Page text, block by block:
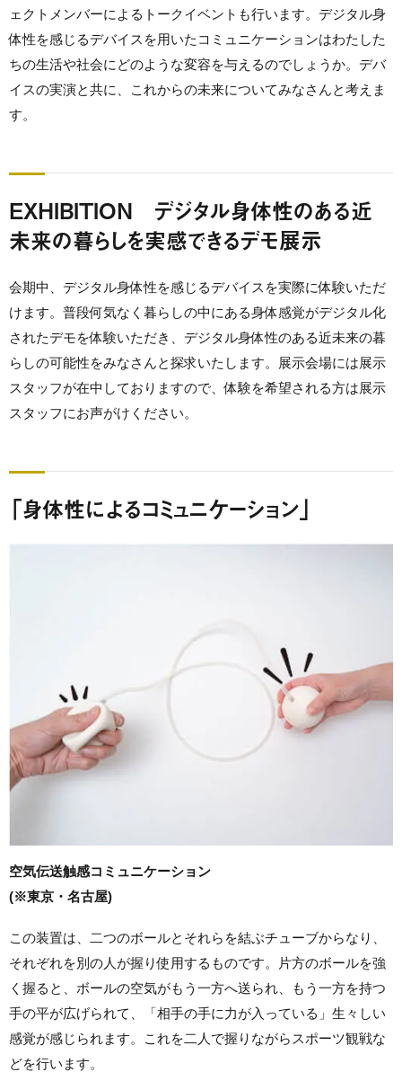
ェクトメンバーによるトークイベントも行います。デジタル身
体性を感じるデバイスを用いたコミュニケーションはわたした
ちの生活や社会にどのような変容を与えるのでしょうか。デバ
イスの実演と共に、これからの未来についてみなさんと考えま
す。
EXHIBITION デジタル身体性のある近
未来の暮らしを実感できるデモ展示
会期中、デジタル身体性を感じるデバイスを実際に体験いただ
けます。普段何気なく暮らしの中にある身体感覚がデジタル化
されたデモを体験いただき、デジタル身体性のある近未来の暮
らしの可能性をみなさんと探求いたします。展示会場には展示
スタッフが在中しておりますので、体験を希望される方は展示
スタッフにお声がけください。
「身体性によるコミュニケーション」
空気伝送触感コミュニケーション
(※東京・名古屋)
この装置は、二つのボールとそれらを結ぶチューブからなり、
それぞれを別の人が握り使用するものです。片方のボールを強
く握ると、ボールの空気がもう一方へ送られ、もう一方を持つ
手の平が広げられて、「相手の手に力が入っている」生々しい
感覚が感じられます。これを二人で握りながらスポーツ観戦な
どを行います。